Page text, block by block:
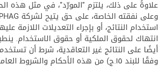
علاوةً على ذلك، يلتزم "المورّد"، في مثل هذه
استخدام النتائج، أو بإجراء التعديلات اللازمة
انتهاك لحقوق الملكية أو حقوق الاستخدام.
وفقًا للبند ١٥.ج) من هذه الأحكام والشروط العامة.